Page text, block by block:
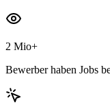
2 Mio+
Bewerber haben Jobs